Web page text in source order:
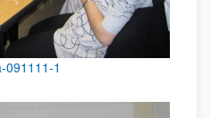
091111-1